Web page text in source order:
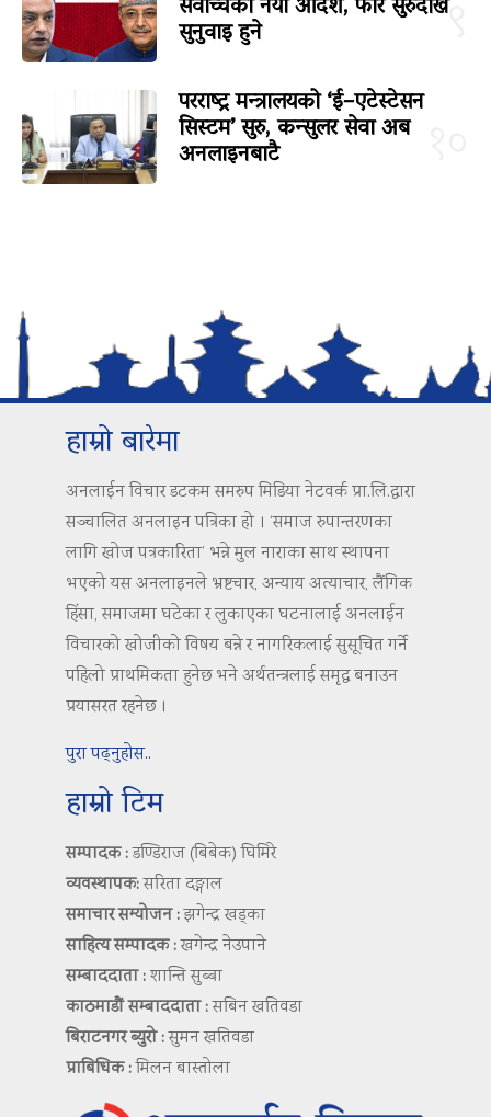
९
सुनुवाइ हुने
परराष्ट्र मन्त्रालयको ‘ई–एटेस्टेसन
सिस्टम’ सुरु, कन्सुलर सेवा अब
अनलाइनबाटै
हाम्रो बारेमा
अनलाईन विचार डटकम समरुप मिडिया नेटवर्क प्रा.लि.द्वारा
सञ्चालित अनलाइन पत्रिका हो । ‘समाज रुपान्तरणका
लागि खोज पत्रकारिता’ भन्ने मुल नाराका साथ स्थापना
भएको यस अनलाइनले भ्रष्टचार, अन्याय अत्याचार, लैंगिक
हिंसा, समाजमा घटेका र लुकाएका घटनालाई अनलाईन
विचारको खोजीको विषय बन्ने र नागरिकलाई सुसूचित गर्ने
पहिलो प्राथमिकता हुनेछ भने अर्थतन्त्रलाई समृद्ध बनाउन
प्रयासरत रहनेछ ।
पुरा पढ्नुहोस..
हाम्रो टिम
सम्पादक :डण्डिराज (बिबेक) घिमिरे
व्यवस्थापक:सरिता दङ्गाल
समाचार सम्योजन :झगेन्द्र खड्का
साहित्य सम्पादक :खगेन्द्र नेउपाने
सम्बाददाता :शान्ति सुब्बा
काठमाडौं सम्बाददाता :सबिन खतिवडा
बिराटनगर ब्युरो :सुमन खतिवडा
प्राबिधिक :मिलन बास्तोला